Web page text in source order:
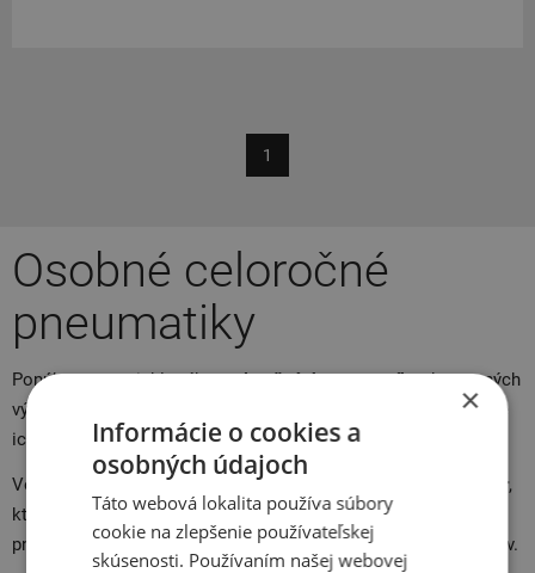
1
Osobné celoročné
pneumatiky
Ponúkame rozsiahly výberceloročných pneumatíkod overených
výrobcov. Ak máme vami vybrané pneumatiky
, budete
ich mať doma už do24 hodín
Vo výbere vašich pneu vám pomôže náš intuitivný konfigurátor,
ktorý vám umožní vyberať ako podľatypuarozmerov
pneumatiky, tak podľatypu vášho vozidlaa ďalších parametrov.
×
Informácie o cookies a
osobných údajoch
Táto webová lokalita používa súbory
cookie na zlepšenie používateľskej
skúsenosti. Používaním našej webovej